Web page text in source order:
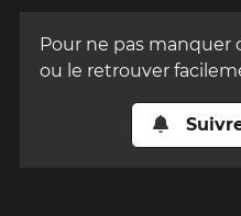
Pour ne pas manquer
ou le retrouver